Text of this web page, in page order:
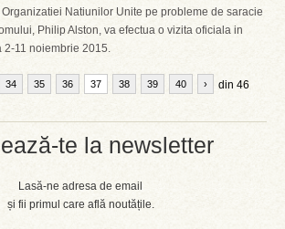
te la newsletter
Lasă-ne adresa de email
și fii primul care află noutățile.
Natiunilor Unite pe probleme de saracie
Philip Alston, va efectua o vizita oficiala in
2-11 noiembrie 2015.
34 35 36 37 38 39 40 din 46
›